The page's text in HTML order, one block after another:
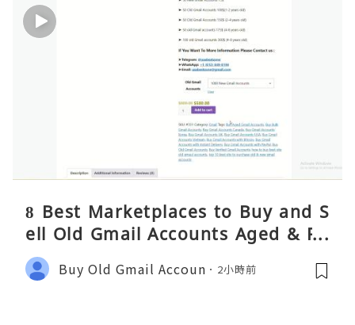
8 Best Marketplaces to Buy and S
ell Old Gmail Accounts Aged & PV
A Safely (Any Country) – 2026 Gui
de
Buy Old Gmail Accoun 2小時前